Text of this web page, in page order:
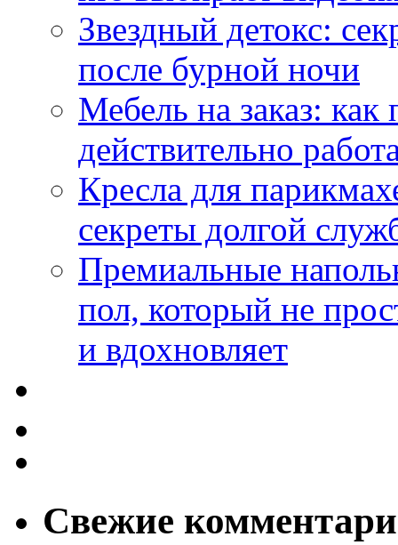
Звездный детокс:
после бурной ночи
Мебель на заказ:
действительно
Кресла для
секреты долгой
Премиальные
пол, который не
и вдохновляет
Свежие